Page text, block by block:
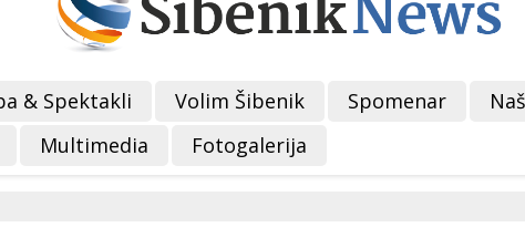
& Spektakli Volim Šibenik Spomenar
Multimedia Fotogalerija